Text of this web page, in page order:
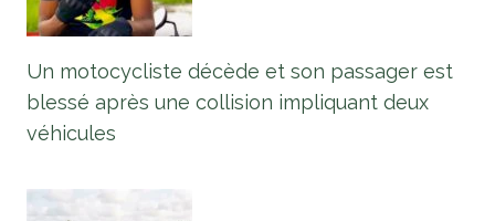
Un motocycliste décède et son passager est
blessé après une collision impliquant deux
véhicules